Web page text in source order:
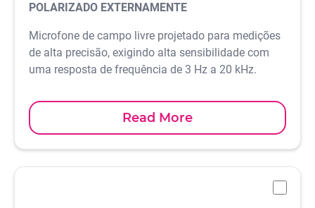
POLARIZADO EXTERNAMENTE
Microfone de campo livre projetado para medições
de alta precisão, exigindo alta sensibilidade com
uma resposta de frequência de 3 Hz a 20 kHz.
Read More